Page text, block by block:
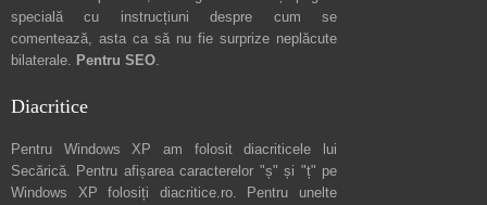
specială cu instrucțiuni despre cum se
comentează, asta ca să nu fie surprize neplăcute
bilaterale. Pentru SEO.
Diacritice
Pentru Windows XP am folosit diacriticele lui
Secărică. Pentru afișarea caracterelor "ș" și "ț" pe
Windows XP folosiți diacritice.ro. Pentru unelte